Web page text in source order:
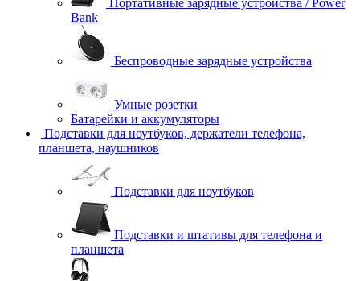
Портативные зарядные устройства / Power
Bank
Беспроводные зарядные устройства
Умные розетки
Батарейки и аккумуляторы
Подставки для ноутбуков, держатели телефона,
планшета, наушников
Подставки для ноутбуков
Подставки и штативы для телефона и
планшета